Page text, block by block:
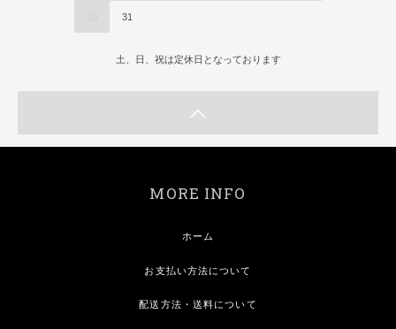
31
土、日、祝は定休日となっております
MORE INFO
ホーム
お支払い方法について
配送方法・送料について